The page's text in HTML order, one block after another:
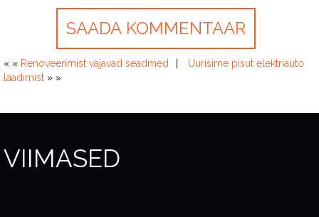
« « Renoveerimist vajavad seadmed
Uurisime pisut elektriauto
laadimist » »
VIIMASED